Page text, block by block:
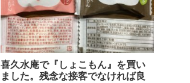
喜久水庵で『しょこもん』を買い
ました。残念な接客でなければ良